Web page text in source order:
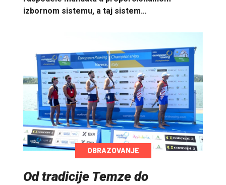
izbornom sistemu, a taj sistem…
OBRAZOVANJE
Od tradicije Temze do